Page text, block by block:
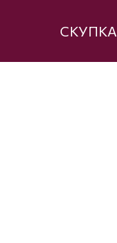
СКУПКА